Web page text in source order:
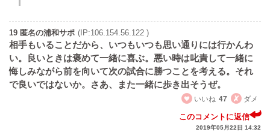
19 匿名の浦和サポ (IP:106.154.56.122 )
相手もいることだから、いつもいつも思い通りには行かんわ
い。良いときは褒めて一緒に喜ぶ。悪い時は叱責して一緒に
悔しみながら前を向いて次の試合に勝つことを考える。それ
で良いではないか。さあ、また一緒に歩き出そうぜ。
いいね 47 ダメ
このコメントに返信
2019年05月22日 14:32